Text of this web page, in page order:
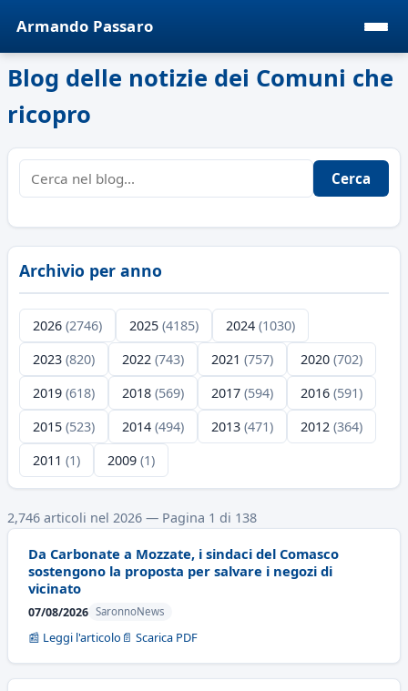
Armando Passaro
Blog delle notizie dei Comuni che
ricopro
Cerca
Archivio per anno
2026 (2746) 2025 (4185) 2024 (1030)
2023 (820) 2022 (743) 2021 (757) 2020 (702)
2019 (618) 2018 (569) 2017 (594) 2016 (591)
2015 (523) 2014 (494) 2013 (471) 2012 (364)
2011 (1) 2009 (1)
2,746 articoli nel 2026 — Pagina 1 di 138
Da Carbonate a Mozzate, i sindaci del Comasco
sostengono la proposta per salvare i negozi di
vicinato
07/08/2026 SaronnoNews
📰 Leggi l'articolo 📄 Scarica PDF